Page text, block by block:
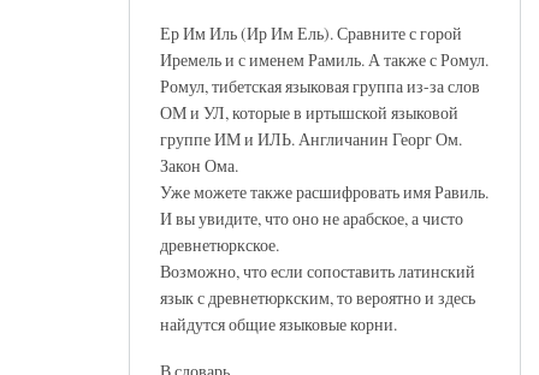
Ер Им Иль (Ир Им Ель). Сравните с горой
Иремель и с именем Рамиль. А также с Ромул.
Ромул, тибетская языковая группа из-за слов
ОМ и УЛ, которые в иртышской языковой
группе ИМ и ИЛЬ. Англичанин Георг Ом.
Закон Ома.
Уже можете также расшифровать имя Равиль.
И вы увидите, что оно не арабское, а чисто
древнетюркское.
Возможно, что если сопоставить латинский
язык с древнетюркским, то вероятно и здесь
найдутся общие языковые корни.
В словарь.